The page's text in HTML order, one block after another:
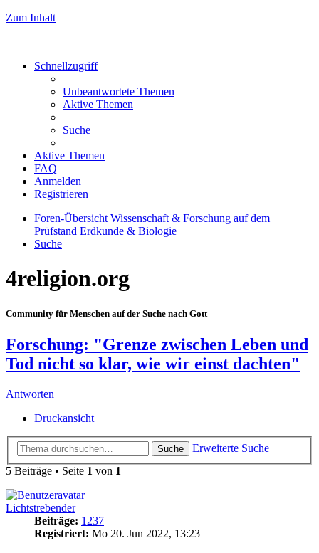
Zum Inhalt
Schnellzugriff
Unbeantwortete Themen
Aktive Themen
Suche
Aktive Themen
FAQ
Anmelden
Registrieren
Foren-Übersicht Wissenschaft & Forschung auf dem
Prüfstand Erdkunde & Biologie
Suche
4religion.org
Community für Menschen auf der Suche nach Gott
Forschung: "Grenze zwischen Leben und
Tod nicht so klar, wie wir einst dachten"​
Antworten
Druckansicht
Suche
Erweiterte Suche
5 Beiträge • Seite 1 von 1
Lichtstrebender
Beiträge: 1237
Registriert: Mo 20. Jun 2022, 13:23